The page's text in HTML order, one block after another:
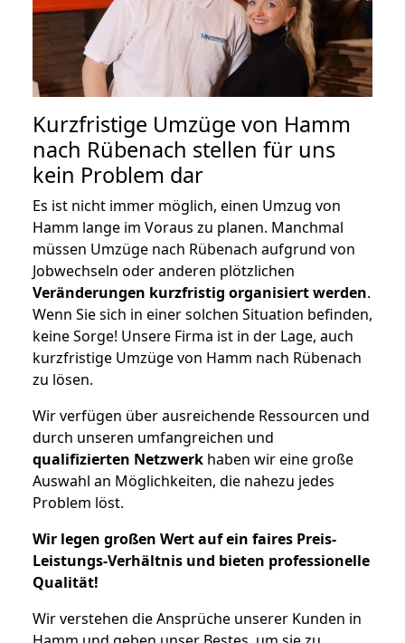
Kurzfristige Umzüge von Hamm
nach Rübenach stellen für uns
kein Problem dar
Es ist nicht immer möglich, einen Umzug von
Hamm lange im Voraus zu planen. Manchmal
müssen Umzüge nach Rübenach aufgrund von
Jobwechseln oder anderen plötzlichen
Veränderungen kurzfristig organisiert werden.
Wenn Sie sich in einer solchen Situation befinden,
keine Sorge! Unsere Firma ist in der Lage, auch
kurzfristige Umzüge von Hamm nach Rübenach
zu lösen.
Wir verfügen über ausreichende Ressourcen und
durch unseren umfangreichen und
qualifizierten Netzwerk haben wir eine große
Auswahl an Möglichkeiten, die nahezu jedes
Problem löst.
Wir legen großen Wert auf ein faires Preis-
Leistungs-Verhältnis und bieten professionelle
Qualität!
Wir verstehen die Ansprüche unserer Kunden in